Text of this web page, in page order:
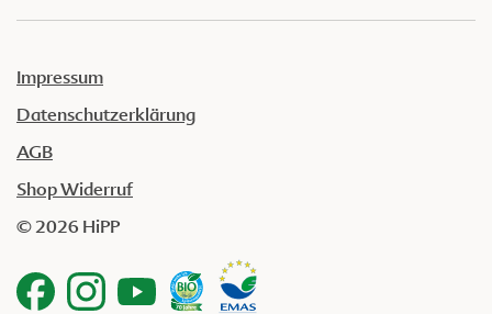
Impressum
Datenschutzerklärung
AGB
Shop Widerruf
© 2026 HiPP